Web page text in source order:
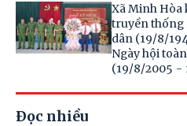
Xã Minh Hòa
truyền thống
dân (19/8/
Ngày hội
(19/8/2005 -
Đọc nhiều